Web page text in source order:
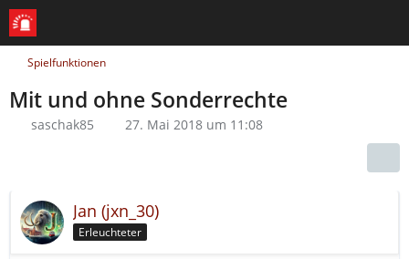
Spielfunktionen
Mit und ohne Sonderrechte
saschak85 27. Mai 2018 um 11:08
Jan (jxn_30)
Erleuchteter